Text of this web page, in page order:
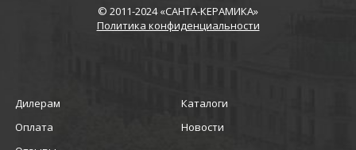
© 2011-2024 «САНТА-КЕРАМИКА»
Политика конфиденциальности
Дилерам
Каталоги
Оплата
Новости